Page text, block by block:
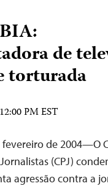
de
torturada
PM EST
fevereiro de 2004—O
(CPJ)
agressão contra a